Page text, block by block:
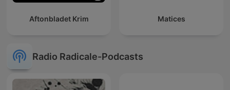
Aftonbladet Krim Matices
Radio Radicale-Podcasts